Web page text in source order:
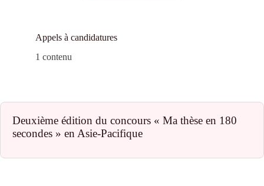
Appels à candidatures
1 contenu
Deuxième édition du concours « Ma thèse en 180
secondes » en Asie-Pacifique